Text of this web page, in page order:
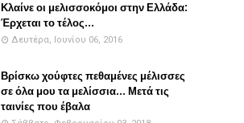
Κλαίνε οι μελισσοκόμοι στην Ελλάδα:
Έρχεται το τέλος...
Δευτέρα, Ιουνίου 06, 2016
Βρίσκω χούφτες πεθαμένες μέλισσες
σε όλα μου τα μελίσσια... Μετά τις
ταινίες που έβαλα